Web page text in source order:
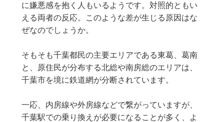
に嫌悪感を抱く人もいるようです。対照的ともい
える両者の反応。このような差が生じる原因はな
ぜなのでしょうか。
そもそも千葉都民の主要エリアである東葛、葛南
と、原住民が分布する北総や南房総のエリアは、
千葉市を境に鉄道網が分断されています。
一応、内房線や外房線などで繋がっていますが、
千葉駅での乗り換えが必要になることが多く、よ